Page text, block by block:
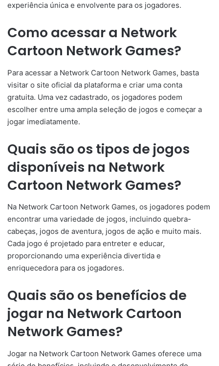
experiência única e envolvente para os jogadores.
Como acessar a Network
Cartoon Network Games?
Para acessar a Network Cartoon Network Games, basta
visitar o site oficial da plataforma e criar uma conta
gratuita. Uma vez cadastrado, os jogadores podem
escolher entre uma ampla seleção de jogos e começar a
jogar imediatamente.
Quais são os tipos de jogos
disponíveis na Network
Cartoon Network Games?
Na Network Cartoon Network Games, os jogadores podem
encontrar uma variedade de jogos, incluindo quebra-
cabeças, jogos de aventura, jogos de ação e muito mais.
Cada jogo é projetado para entreter e educar,
proporcionando uma experiência divertida e
enriquecedora para os jogadores.
Quais são os benefícios de
jogar na Network Cartoon
Network Games?
Jogar na Network Cartoon Network Games oferece uma